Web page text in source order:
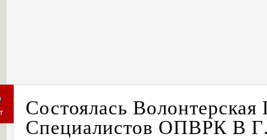
Состоялась Волонтерская
Специалистов ОПВРК В